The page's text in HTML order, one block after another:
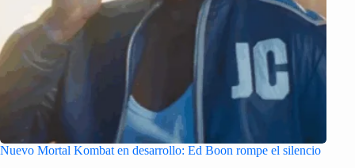
Nuevo Mortal Kombat en desarrollo: Ed Boon rompe el silencio